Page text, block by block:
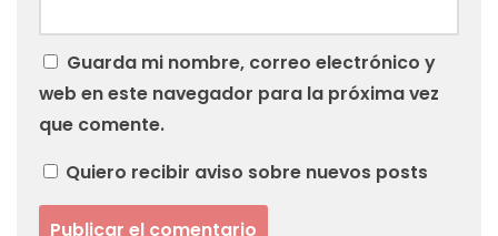
Guarda mi nombre, correo electrónico y
web en este navegador para la próxima vez
que comente.
Quiero recibir aviso sobre nuevos posts